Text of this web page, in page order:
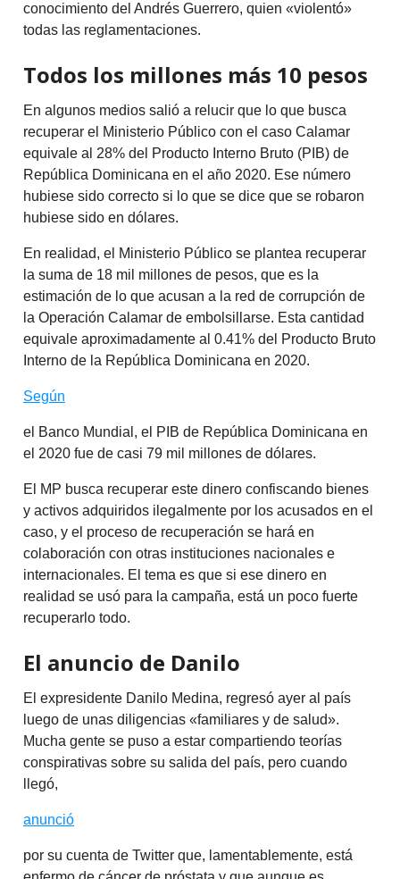
conocimiento del Andrés Guerrero, quien «violentó»
todas las reglamentaciones.
Todos los millones más 10 pesos
En algunos medios salió a relucir que lo que busca
recuperar el Ministerio Público con el caso Calamar
equivale al 28% del Producto Interno Bruto (PIB) de
República Dominicana en el año 2020. Ese número
hubiese sido correcto si lo que se dice que se robaron
hubiese sido en dólares.
En realidad, el Ministerio Público se plantea recuperar
la suma de 18 mil millones de pesos, que es la
estimación de lo que acusan a la red de corrupción de
la Operación Calamar de embolsillarse. Esta cantidad
equivale aproximadamente al 0.41% del Producto Bruto
Interno de la República Dominicana en 2020.
Según
el Banco Mundial, el PIB de República Dominicana en
el 2020 fue de casi 79 mil millones de dólares.
El MP busca recuperar este dinero confiscando bienes
y activos adquiridos ilegalmente por los acusados en el
caso, y el proceso de recuperación se hará en
colaboración con otras instituciones nacionales e
internacionales. El tema es que si ese dinero en
realidad se usó para la campaña, está un poco fuerte
recuperarlo todo.
El anuncio de Danilo
El expresidente Danilo Medina, regresó ayer al país
luego de unas diligencias «familiares y de salud».
Mucha gente se puso a estar compartiendo teorías
conspirativas sobre su salida del país, pero cuando
llegó,
anunció
por su cuenta de Twitter que, lamentablemente, está